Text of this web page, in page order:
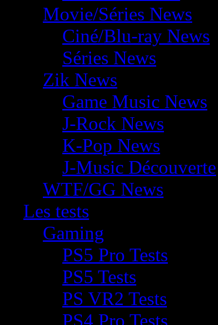
Movie/Séries News
Ciné/Blu-ray News
Séries News
Zik News
Game Music News
J-Rock News
K-Pop News
J-Music Découverte
WTF/GG News
Les tests
Gaming
PS5 Pro Tests
PS5 Tests
PS VR2 Tests
PS4 Pro Tests